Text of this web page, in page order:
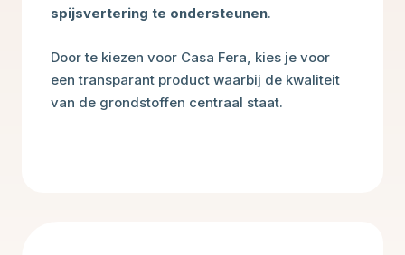
spijsvertering te ondersteunen.
Door te kiezen voor Casa Fera, kies je voor
een transparant product waarbij de kwaliteit
van de grondstoffen centraal staat.